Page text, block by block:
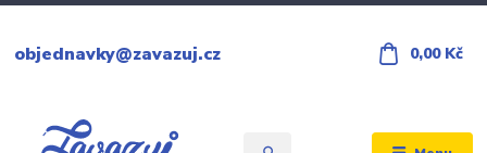
objednavky@zavazuj.cz 0,00 Kč